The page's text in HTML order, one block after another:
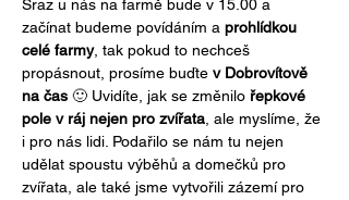
Sraz u nás na farmě bude v 15.00 a
začínat budeme povídáním a prohlídkou
celé farmy, tak pokud to nechceš
propásnout, prosíme buďte v Dobrovítově
na čas 🙂 Uvidíte, jak se změnilo řepkové
pole v ráj nejen pro zvířata, ale myslíme, že
i pro nás lidi. Podařilo se nám tu nejen
udělat spoustu výběhů a domečků pro
zvířata, ale také jsme vytvořili zázemí pro